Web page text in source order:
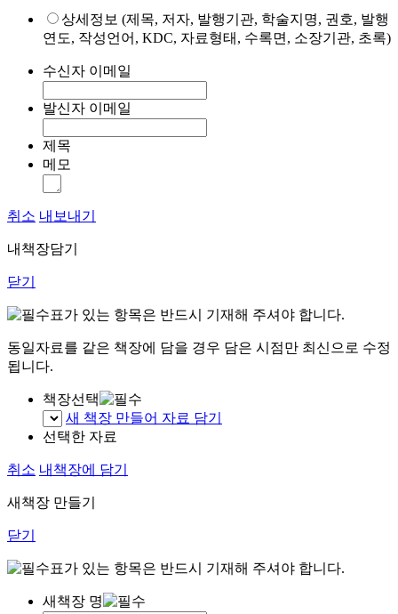
상세정보 (제목, 저자, 발행기관, 학술지명, 권호, 발행
연도, 작성언어, KDC, 자료형태, 수록면, 소장기관, 초록)
수신자 이메일
발신자 이메일
제목
메모
취소 내보내기
내책장담기
닫기
표가 있는 항목은 반드시 기재해 주셔야 합니다.
동일자료를 같은 책장에 담을 경우 담은 시점만 최신으로 수정
됩니다.
책장선택
새 책장 만들어 자료 담기
선택한 자료
취소 내책장에 담기
새책장 만들기
닫기
표가 있는 항목은 반드시 기재해 주셔야 합니다.
새책장 명